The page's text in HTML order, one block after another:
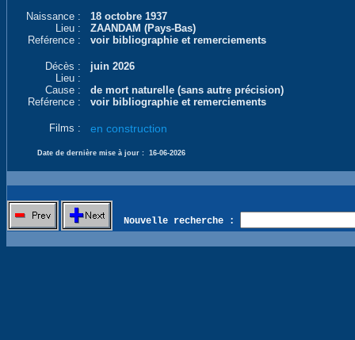
Naissance :
18 octobre 1937
Lieu :
ZAANDAM (Pays-Bas)
Reférence :
voir bibliographie et remerciements
Décès :
juin 2026
Lieu :
Cause :
de mort naturelle (sans autre précision)
Reférence :
voir bibliographie et remerciements
Films : en construction
Date de dernière mise à jour : 16-06-2026
Nouvelle recherche :